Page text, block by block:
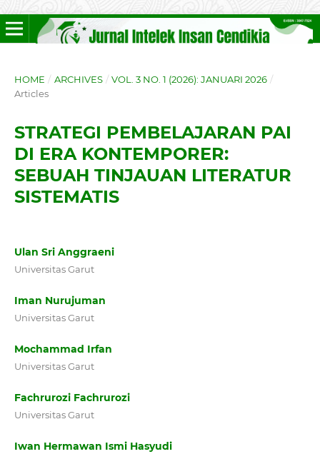
HOME / ARCHIVES / VOL. 3 NO. 1 (2026): JANUARI 2026 /
Articles
STRATEGI PEMBELAJARAN PAI
DI ERA KONTEMPORER:
SEBUAH TINJAUAN LITERATUR
SISTEMATIS
Ulan Sri Anggraeni
Universitas Garut
Iman Nurujuman
Universitas Garut
Mochammad Irfan
Universitas Garut
Fachrurozi Fachrurozi
Universitas Garut
Iwan Hermawan Ismi Hasyudi